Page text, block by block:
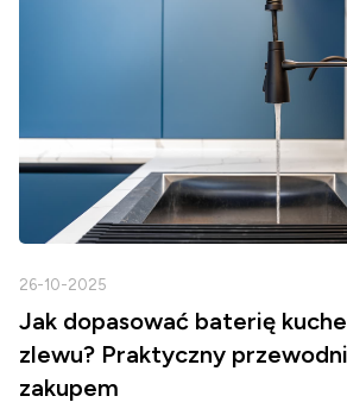
26-10-2025
Jak dopasować baterię
zlewu? Praktyczny
zakupem